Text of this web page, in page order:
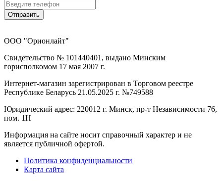
Отправить
ООО "Орионлайт"
Свидетельство № 101440401, выдано Минским
горисполкомом 17 мая 2007 г.
Интернет-магазин зарегистрирован в Торговом реестре
Республике Беларусь 21.05.2025 г. №749588
Юридический адрес: 220012 г. Минск, пр-т Независимости 76,
пом. 1Н
Информация на сайте носит справочный характер и не
является публичной офертой.
Политика конфиденциальности
Карта сайта